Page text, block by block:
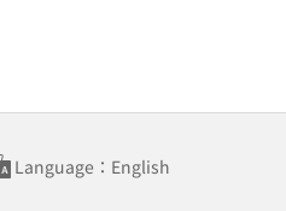
Language：English